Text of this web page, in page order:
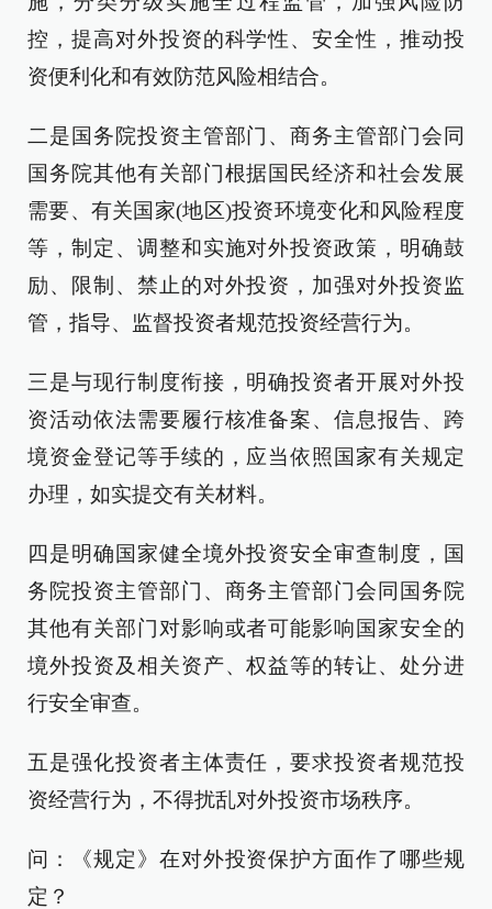
控，提高对外投资的科学性、安全性，推动投
资便利化和有效防范风险相结合。
二是国务院投资主管部门、商务主管部门会同
国务院其他有关部门根据国民经济和社会发展
需要、有关国家(地区)投资环境变化和风险程度
等，制定、调整和实施对外投资政策，明确鼓
励、限制、禁止的对外投资，加强对外投资监
管，指导、监督投资者规范投资经营行为。
三是与现行制度衔接，明确投资者开展对外投
资活动依法需要履行核准备案、信息报告、跨
境资金登记等手续的，应当依照国家有关规定
办理，如实提交有关材料。
四是明确国家健全境外投资安全审查制度，国
务院投资主管部门、商务主管部门会同国务院
其他有关部门对影响或者可能影响国家安全的
境外投资及相关资产、权益等的转让、处分进
行安全审查。
五是强化投资者主体责任，要求投资者规范投
资经营行为，不得扰乱对外投资市场秩序。
问：《规定》在对外投资保护方面作了哪些规
定？